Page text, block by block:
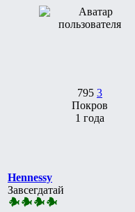
795 3
Покров
1 года
Hennessy
Завсегдатай